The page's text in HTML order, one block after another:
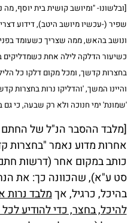
[ובלשונו- "ומיושב קושית בית יוסף,
שפיר (-עכשיו מיושב היטב), דידוע
ונושב בהאש, ממה שצריך כשעומד
כשיעור הדלקה לילה אחת כשמדליקים
בחצרות קדשך, ומכל מקום דלקו כל
והיינו המשך, 'והדליקו נרות בחצרות
'שמונת' ימי חנוכה ולא רק שבעה, כי גם
[מלבד ההסבר הנ"ל של החתם
אחרות מדוע נאמר "בחצרות
כותב במקום אחר (דרשות
סט ע"א), שהכוונה כך: את
בהיכל, כרגיל, אךמלבד נרות
להיכל, בחצר, כדי להודיע